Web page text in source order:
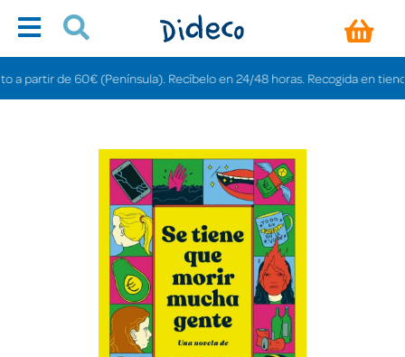
de 60€ (Península). Recíbelo en 24/48 horas. Recogida en tiendas